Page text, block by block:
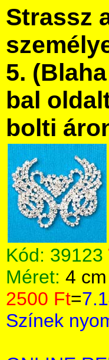
Strassz
5.
bal
bolti
Kód: 39123
Méret: 4
2500 Ft=
Színek